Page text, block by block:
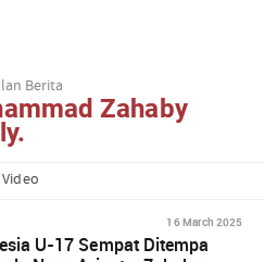
Berita
Zahaby
Video
16 March 2025
U-17 Sempat Ditempa